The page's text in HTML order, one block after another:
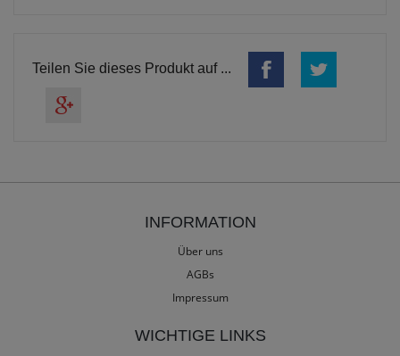
Teilen Sie dieses Produkt auf ...
INFORMATION
Über uns
AGBs
Impressum
WICHTIGE LINKS